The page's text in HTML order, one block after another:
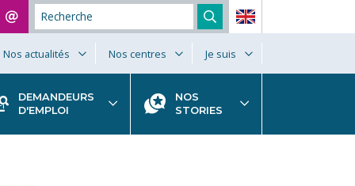
Nos actualités Nos centres Je suis
DEMANDEURS
D'EMPLOI
NOS
STORIES